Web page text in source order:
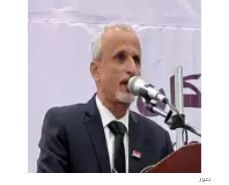
دعم البرنامج السعودي المتجدد ينعش
الاقتصاد اليمني ويؤمن الاحتياجات الأساسية
للمواطنين
​كشف تقرير الربع الثاني للعام 2026 الصادر عن البرنامج
السعودي لتنمية وإعمار اليمن، عن إسهام البرنامج...
صور